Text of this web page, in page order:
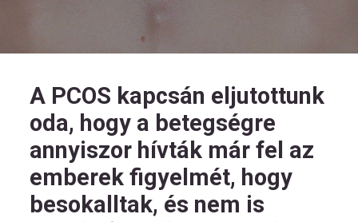
minket!
A PCOS kapcsán eljutottunk
oda, hogy a betegségre
annyiszor hívták már fel az
emberek figyelmét, hogy
besokalltak, és nem is